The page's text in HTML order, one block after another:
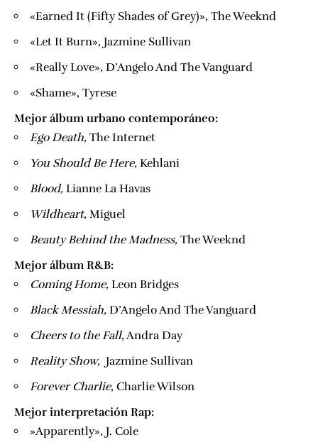
«Earned It (Fifty Shades of Grey)», The Weeknd
«Let It Burn», Jazmine Sullivan
«Really Love», D’Angelo And The Vanguard
«Shame», Tyrese
Mejor álbum urbano contemporáneo:
​Ego Death, ​The Internet
​You Should Be Here, ​ Kehlani
​Blood, ​Lianne La Havas
​Wildheart, ​ Miguel
​Beauty Behind the Madness, ​The Weeknd
Mejor álbum R&B:
​Coming Home, ​Leon Bridges
​Black Messiah, ​​D’Angelo And The Vanguard​
​Cheers to the Fall​, Andra Day
​Reality Show, ​ Jazmine Sullivan
​Forever Charlie​, Charlie Wilson
Mejor interpretación Rap:
​»Apparently», J. Cole